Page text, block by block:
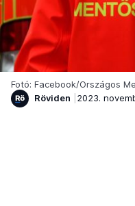
Fotó: Facebook/Országos
Röviden
2023.